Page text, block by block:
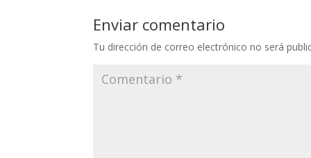
Enviar comentario
Tu dirección de correo electrónico no será